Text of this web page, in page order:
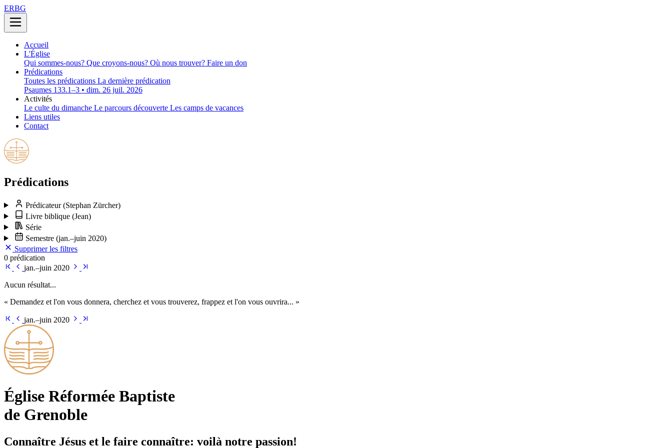
ERBG
Accueil
L'Église
Qui sommes-nous? Que croyons-nous? Où nous trouver? Faire un don
Prédications
Toutes les prédications La dernière prédication
Psaumes 133.1–3 • dim. 26 juil. 2026
Activités
Le culte du dimanche Le parcours découverte Les camps de vacances
Liens utiles
Contact
Prédications
Prédicateur(Stephan Zürcher)
Livre biblique (Jean)
Série
Semestre (jan.–juin 2020)
Supprimer les filtres
0 prédication
jan.–juin 2020
Aucun résultat...
« Demandez et l'on vous donnera, cherchez et vous trouverez, frappez et l'on vous ouvrira... »
jan.–juin 2020
Église Ré­for­mée Bap­tiste
de Grenoble
Connaître Jésus et le faire connaître: voilà notre passion!